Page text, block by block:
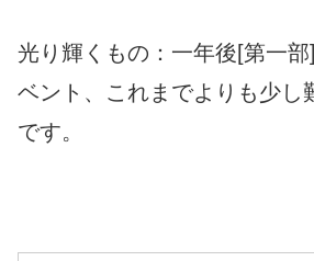
光り輝くもの：一年後[第一
ベント、これまでよりも少し
です。